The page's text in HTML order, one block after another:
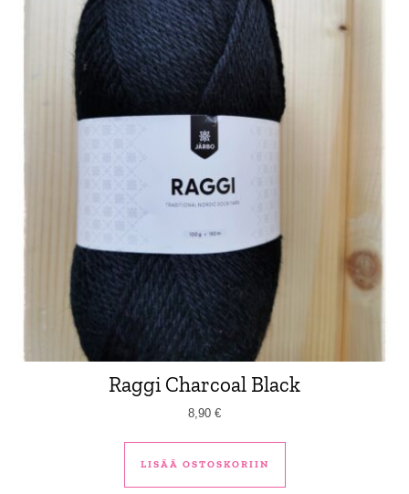
Raggi Charcoal Black
8,90 €
LISÄÄ OSTOSKORIIN